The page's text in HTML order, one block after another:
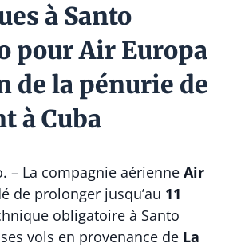
à Santo
pour Air Europa
de la pénurie de
à Cuba
– La compagnie aérienne Air
de prolonger jusqu’au 11
obligatoire à Santo
vols en provenance de La